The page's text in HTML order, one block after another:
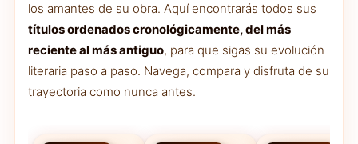
los amantes de su obra. Aquí encontrarás todos sus
títulos ordenados cronológicamente, del más
reciente al más antiguo, para que sigas su evolución
literaria paso a paso. Navega, compara y disfruta de su
trayectoria como nunca antes.